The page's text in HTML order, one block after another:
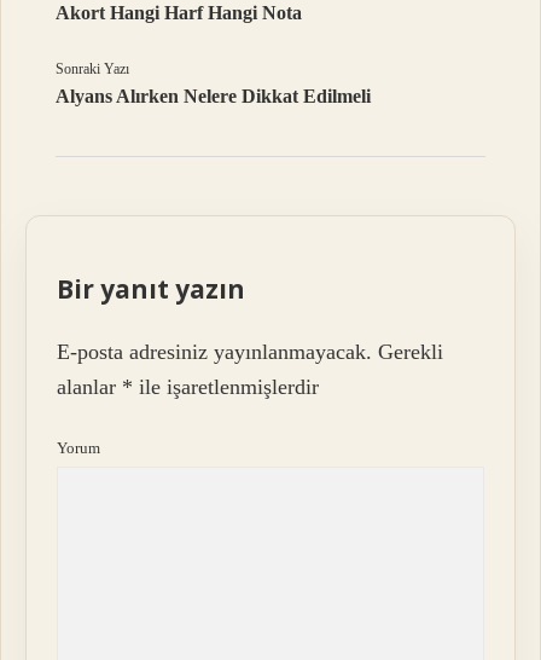
Akort Hangi Harf Hangi Nota
Sonraki Yazı
Alyans Alırken Nelere Dikkat Edilmeli
Bir yanıt yazın
E-posta adresiniz yayınlanmayacak. Gerekli
alanlar * ile işaretlenmişlerdir
Yorum